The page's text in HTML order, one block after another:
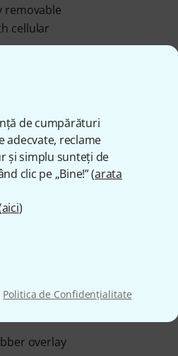
de cumpărături
adecvate, reclame
și simplu sunteți de
clic pe „Bine!” (arata
aici)
Politica de Confidenţialitate
removable
cellular
overlay